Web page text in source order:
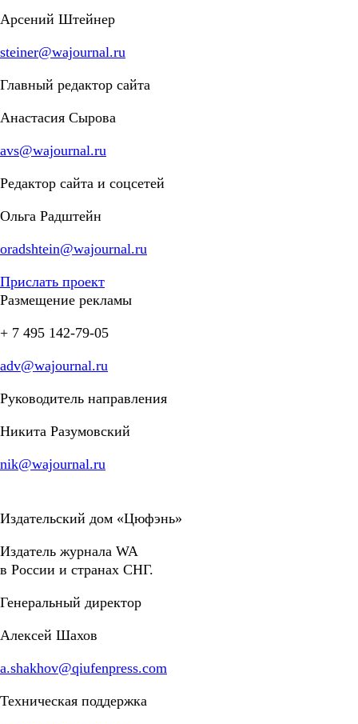
Арсений Штейнер
steiner@wajournal.ru
Главный редактор сайта
Анастасия Сырова
avs@wajournal.ru
Редактор сайта и соцсетей
Ольга Радштейн
oradshtein@wajournal.ru
Прислать проект
Размещение рекламы
+ 7 495 142-79-05
adv@wajournal.ru
Руководитель направления
Никита Разумовский
nik@wajournal.ru
Издательский дом «Цюфэнь»
Издатель журнала WA
в России и странах СНГ.
Генеральный директор
Алексей Шахов
a.shakhov@qiufenpress.com
Техническая поддержка